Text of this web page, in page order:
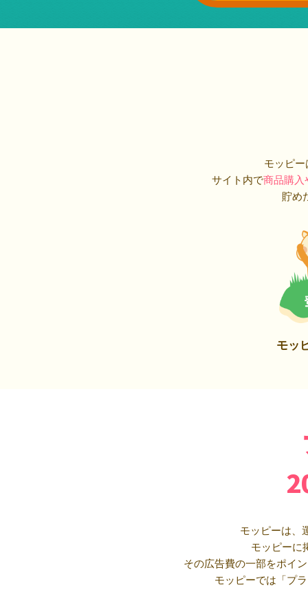
モッピ
サイト内で商品購入
貯め
モッ
モッピーは、
モッピーに
その広告費の一部をポイ
モッピーでは「プ